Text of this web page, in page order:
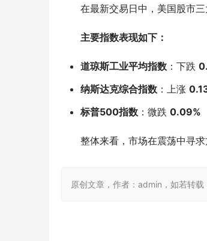
在最新交易日中，美国股市
主要指数表现如下：
道琼斯工业平均指数 ：下跌
纳斯达克综合指数 ：上涨
标普500指数 ：微跌 0.09%
整体来看，市场在震荡中寻
原创文章，作者：admin，如若转